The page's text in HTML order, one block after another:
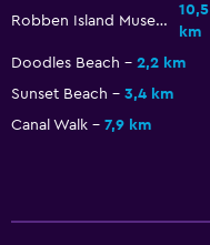
Robben Island Museum
10,5
km
Doodles Beach 2,2 km
Sunset Beach
3,4 km
Canal Walk
7,9 km